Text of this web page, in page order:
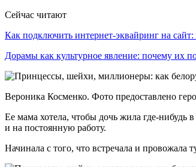
Сейчас читают
Как подключить интернет-эквайринг на
Дорамы как культурное явление: почему их
Вероника Косменко. Фото предоставлено
Ее мама хотела, чтобы дочь жила где-
и на постоянную работу.
Начинала с того, что встречала и провожала